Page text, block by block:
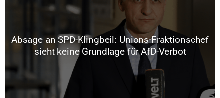
Absage an SPD-Klingbeil: Unions-Fraktionschef
sieht keine Grundlage für AfD-Verbot